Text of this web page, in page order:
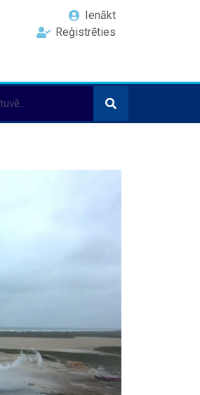
Ienākt
Reģistrēties